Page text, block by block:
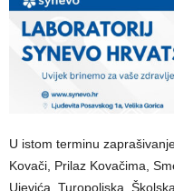
U istom terminu
Kovači, Prilaz Kovačima,
Ujevića, Turopoljska,